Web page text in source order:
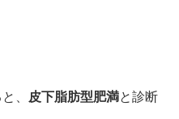
、 皮下脂肪型肥満と診断